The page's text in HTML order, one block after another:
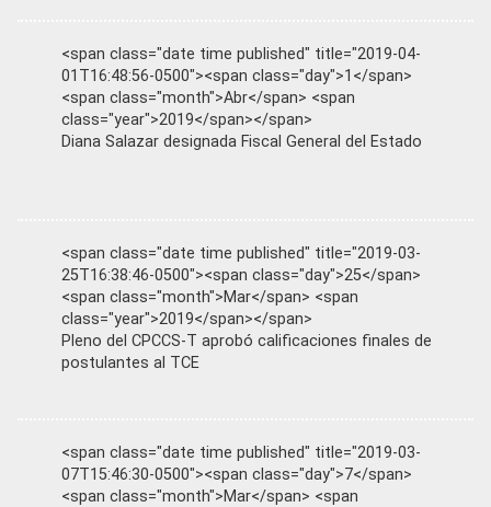
<span class="date time published" title="2019-04-
01T16:48:56-0500"><span class="day">1</span>
<span class="month">Abr</span> <span
class="year">2019</span></span>
Diana Salazar designada Fiscal General del Estado
<span class="date time published" title="2019-03-
25T16:38:46-0500"><span class="day">25</span>
<span class="month">Mar</span> <span
class="year">2019</span></span>
Pleno del CPCCS-T aprobó calificaciones finales de
postulantes al TCE
<span class="date time published" title="2019-03-
07T15:46:30-0500"><span class="day">7</span>
<span class="month">Mar</span> <span